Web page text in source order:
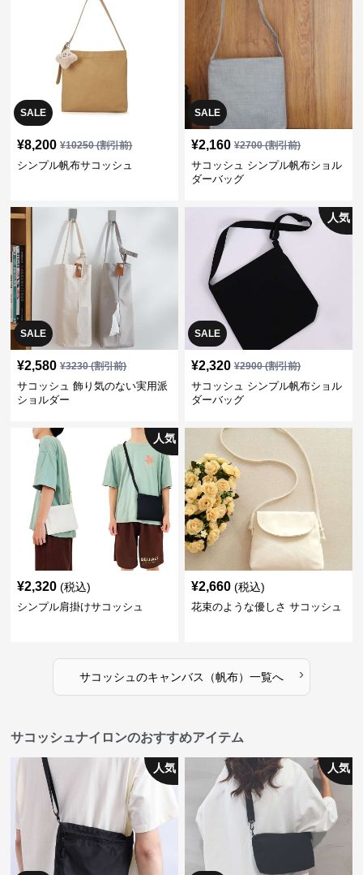
SALE
¥8,200 ¥10250(割引前)
シンプル帆布サコッシュ
SALE
¥2,160 ¥2700(割引前)
サコッシュ シンプル帆布ショル
ダーバッグ
SALE
¥2,580 ¥3230(割引前)
サコッシュ 飾り気のない実用派
ショルダー
SALE
人気
¥2,320 ¥2900(割引前)
サコッシュ シンプル帆布ショル
ダーバッグ
人気
¥2,320 (税込)
シンプル肩掛けサコッシュ
¥2,660 (税込)
花束のような優しさ サコッシュ
サコッシュのキャンバス（帆布） 一覧へ ›
サコッシュナイロンのおすすめアイテム
人気 人気